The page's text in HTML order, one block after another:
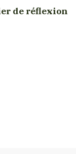
de réflexion